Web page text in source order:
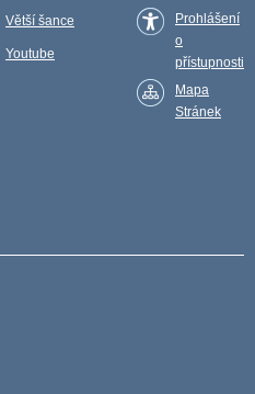
Větší šance
Youtube
Prohlášení
o
přístupnosti
Mapa
Stránek